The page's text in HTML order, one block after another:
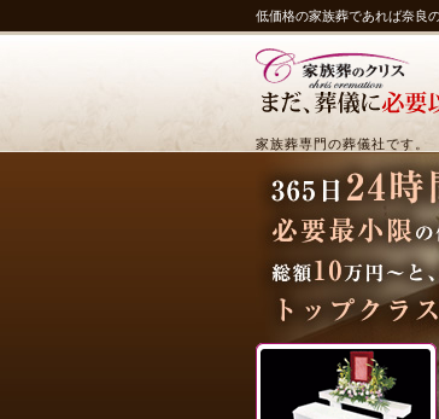
低価格の家族葬であれば奈良
家族葬専門の葬儀社です。